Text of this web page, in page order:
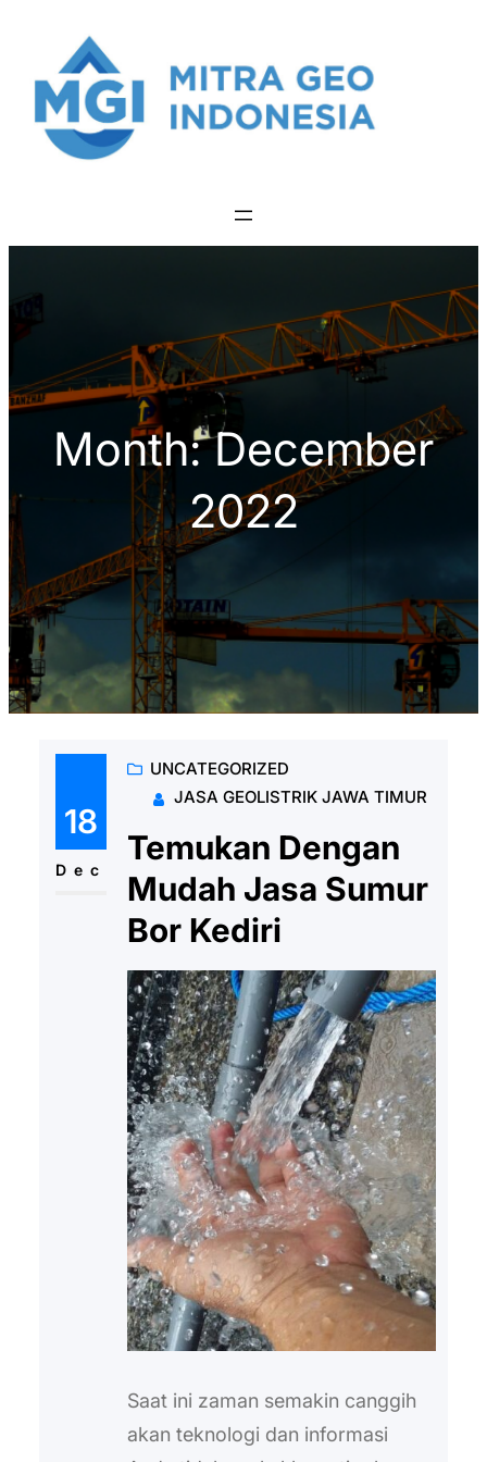
content
Month:December
2022
18
Dec
UNCATEGORIZED
JASA GEOLISTRIK JAWA TIMUR
Temukan Dengan
Mudah Jasa Sumur
Bor Kediri
Saat ini zaman semakin canggih
akan teknologi dan informasi